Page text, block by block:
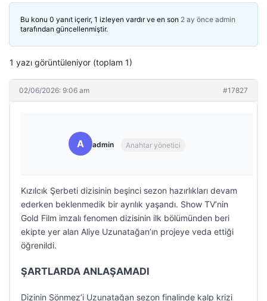
Bu konu 0 yanıt içerir, 1 izleyen vardır ve en son 2 ay önce admin
tarafından güncellenmiştir.
1 yazı görüntüleniyor (toplam 1)
02/06/2026: 9:06 am #17827
A admin Anahtar yönetici
Kızılcık Şerbeti dizisinin beşinci sezon hazırlıkları devam
ederken beklenmedik bir ayrılık yaşandı. Show TV’nin
Gold Film imzalı fenomen dizisinin ilk bölümünden beri
ekipte yer alan Aliye Uzunatağan’ın projeye veda ettiği
öğrenildi.
ŞARTLARDA ANLAŞAMADI
Dizinin Sönmez’i Uzunatağan sezon finalinde kalp krizi